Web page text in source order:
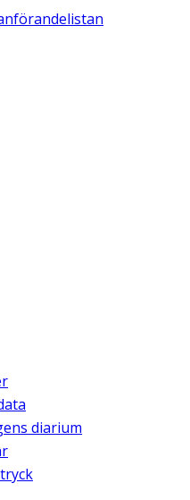
diarium